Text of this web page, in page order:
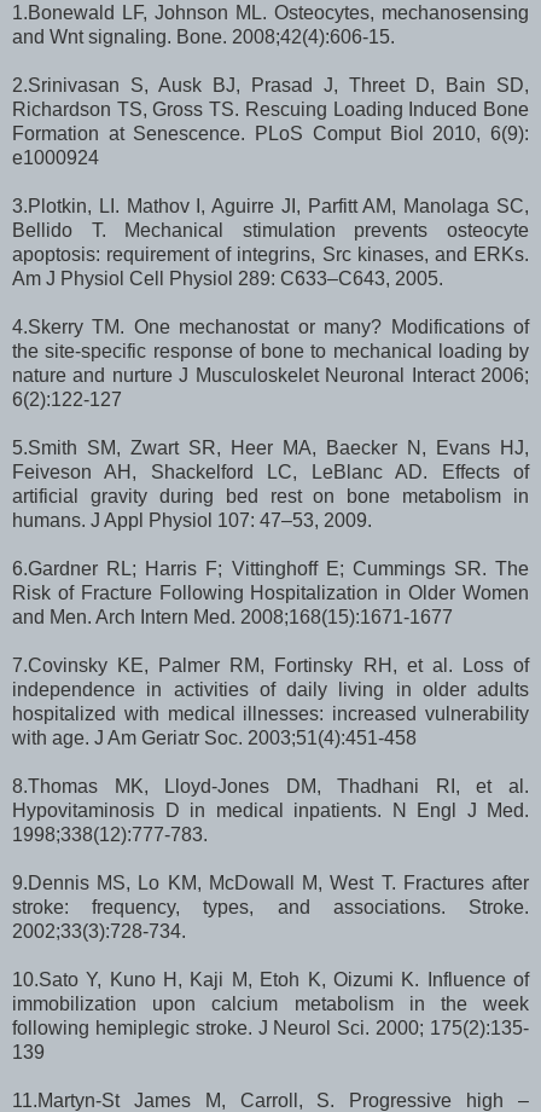
1.Bonewald LF, Johnson ML. Osteocytes, mechanosensing
and Wnt signaling. Bone. 2008;42(4):606-15.
2.Srinivasan S, Ausk BJ, Prasad J, Threet D, Bain SD,
Richardson TS, Gross TS. Rescuing Loading Induced Bone
Formation at Senescence. PLoS Comput Biol 2010, 6(9):
e1000924
3.Plotkin, LI. Mathov I, Aguirre JI, Parfitt AM, Manolaga SC,
Bellido T. Mechanical stimulation prevents osteocyte
apoptosis: requirement of integrins, Src kinases, and ERKs.
Am J Physiol Cell Physiol 289: C633–C643, 2005.
4.Skerry TM. One mechanostat or many? Modifications of
the site-specific response of bone to mechanical loading by
nature and nurture J Musculoskelet Neuronal Interact 2006;
6(2):122-127
5.Smith SM, Zwart SR, Heer MA, Baecker N, Evans HJ,
Feiveson AH, Shackelford LC, LeBlanc AD. Effects of
artificial gravity during bed rest on bone metabolism in
humans. J Appl Physiol 107: 47–53, 2009.
6.Gardner RL; Harris F; Vittinghoff E; Cummings SR. The
Risk of Fracture Following Hospitalization in Older Women
and Men. Arch Intern Med. 2008;168(15):1671-1677
7.Covinsky KE, Palmer RM, Fortinsky RH, et al. Loss of
independence in activities of daily living in older adults
hospitalized with medical illnesses: increased vulnerability
with age. J Am Geriatr Soc. 2003;51(4):451-458
8.Thomas MK, Lloyd-Jones DM, Thadhani RI, et al.
Hypovitaminosis D in medical inpatients. N Engl J Med.
1998;338(12):777-783.
9.Dennis MS, Lo KM, McDowall M, West T. Fractures after
stroke: frequency, types, and associations. Stroke.
2002;33(3):728-734.
10.Sato Y, Kuno H, Kaji M, Etoh K, Oizumi K. Influence of
immobilization upon calcium metabolism in the week
following hemiplegic stroke. J Neurol Sci. 2000; 175(2):135-
139
11.Martyn-St James M, Carroll, S. Progressive high –